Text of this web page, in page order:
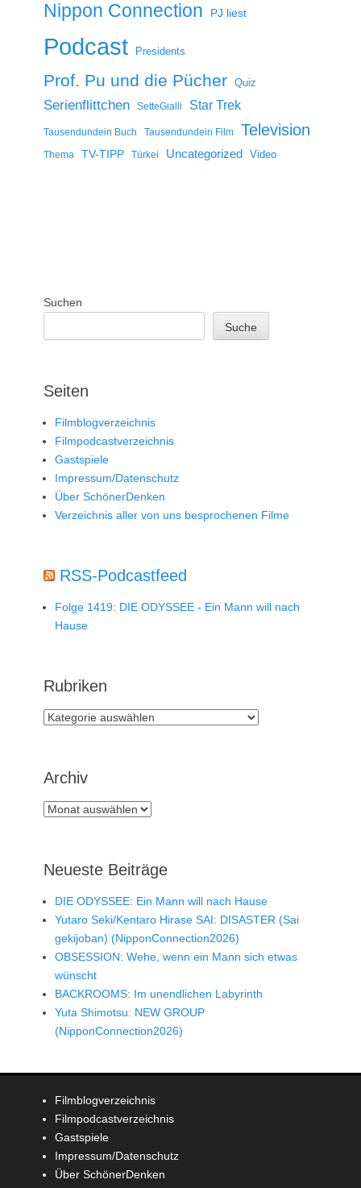
Nippon Connection PJ liest
Podcast Presidents
Prof. Pu und die Pücher Quiz
Serienflittchen SetteGialli Star Trek
Tausendundein Buch Tausendundein Film Television
Thema TV-TIPP Türkei Uncategorized Video
Suchen
Suche
Seiten
Filmblogverzeichnis
Filmpodcastverzeichnis
Gastspiele
Impressum/Datenschutz
Über SchönerDenken
Verzeichnis aller von uns besprochenen Filme
RSS-Podcastfeed
Folge 1419: DIE ODYSSEE - Ein Mann will nach
Hause
Rubriken
Rubriken
Archiv
Archiv
Neueste Beiträge
DIE ODYSSEE: Ein Mann will nach Hause
Yutaro Seki/Kentaro Hirase SAI: DISASTER (Sai
gekijoban) (NipponConnection2026)
OBSESSION: Wehe, wenn ein Mann sich etwas
wünscht
BACKROOMS: Im unendlichen Labyrinth
Yuta Shimotsu: NEW GROUP
(NipponConnection2026)
Filmblogverzeichnis
Filmpodcastverzeichnis
Gastspiele
Impressum/Datenschutz
Über SchönerDenken